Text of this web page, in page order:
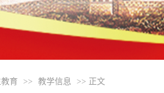
育 >> 教学信息 >> 正文